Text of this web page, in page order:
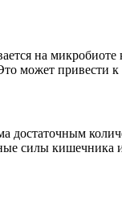
на
может
достаточным
силы кишечника